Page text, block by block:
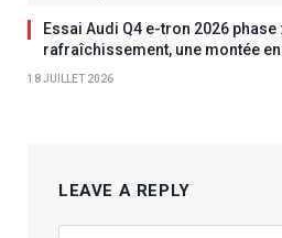
Essai Audi Q4 e-tron 2026 phase
rafraîchissement, une montée
18 JUILLET 2026
LEAVE A REPLY